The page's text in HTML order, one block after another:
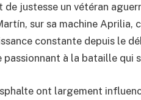
de justesse un vétéran
sur sa machine
constante depuis le
à la bataille qui
ont largement